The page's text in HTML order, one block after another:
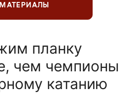
МАТЕРИАЛЫ
планку
чем чемпионы
катанию